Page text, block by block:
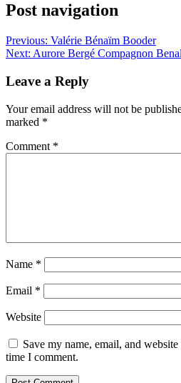
Post navigation
Previous: Valérie Bénaïm Booder
Next: Aurore Bergé Compagnon
Leave a Reply
Your email address will not be
marked *
Comment *
Name *
Email *
Website
Save my name, email, and
time I comment.